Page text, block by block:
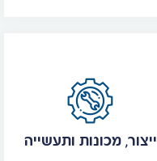
ייצור, מכונות ותעשייה